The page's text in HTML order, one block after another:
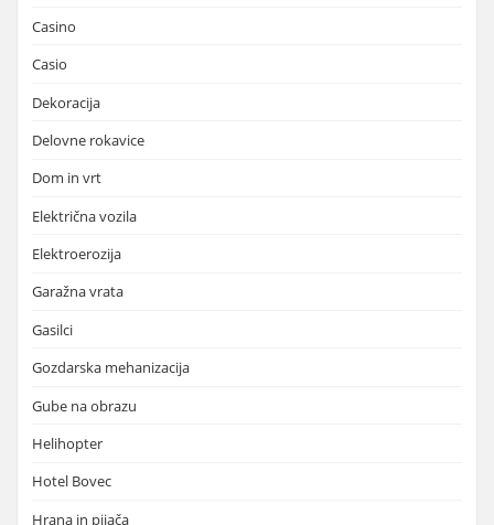
Casino
Casio
Dekoracija
Delovne rokavice
Dom in vrt
Električna vozila
Elektroerozija
Garažna vrata
Gasilci
Gozdarska mehanizacija
Gube na obrazu
Helihopter
Hotel Bovec
Hrana in pijača